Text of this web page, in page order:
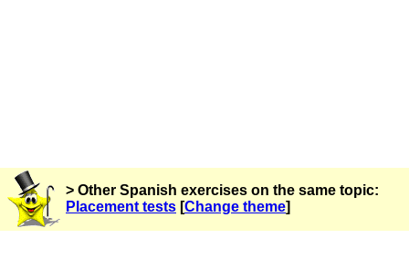
> Other Spanish exercises on the same topic:
Placement tests [Change theme]